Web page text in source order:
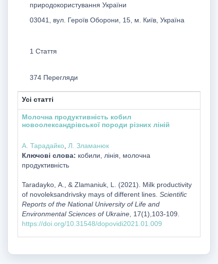
природокористування України
03041, вул. Героїв Оборони, 15, м. Київ, Україна
1 Стаття
374 Перегляди
Усі статті
Молочна продуктивність кобил
новоолександрівської породи різних ліній
А. Тарадайко, Л. Зламанюк
Ключові слова: кобили, лінія, молочна
продуктивність
Taradayko, А., & Zlamaniuk, L. (2021). Milk productivity
of novoleksandrivsky mays of different lines. Scientific
Reports of the National University of Life and
Environmental Sciences of Ukraine, 17(1),103-109.
https://doi.org/10.31548/dopovidi2021.01.009